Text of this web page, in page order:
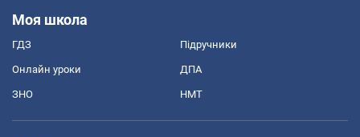
Моя школа
ГДЗ Підручники
Онлайн уроки ДПА
ЗНО НМТ